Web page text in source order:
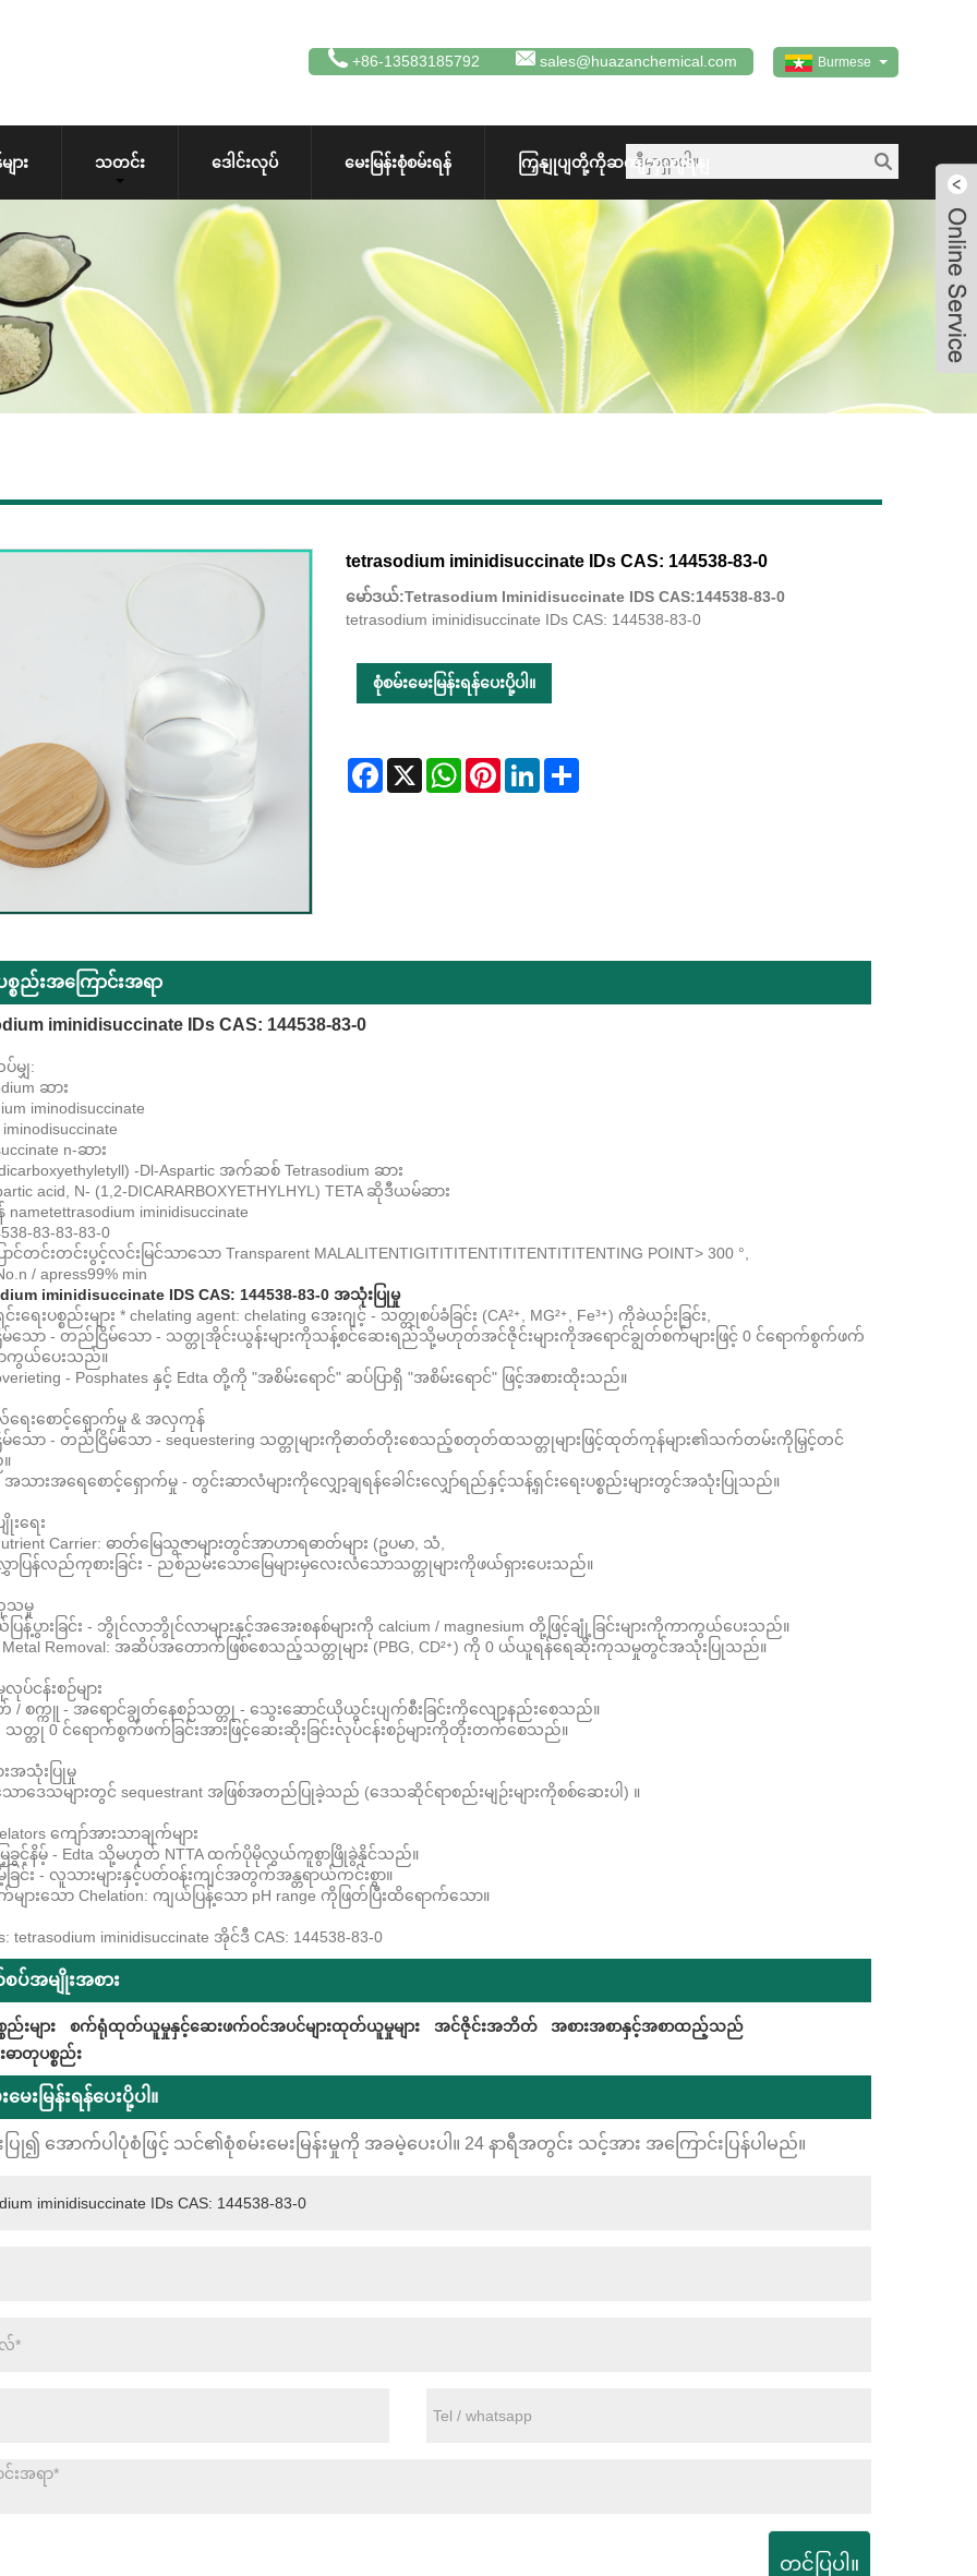
Burmese
+86-13583185792 sales@huazanchemical.com
ား သတင်း ဒေါင်းလုပ် မေးမြန်းစုံစမ်းရန် ကြှနျုပျတို့ကိုဆကျသှယျရနျ
tetrasodium iminidisuccinate IDs CAS: 144538-83-0
မော်ဒယ်:Tetrasodium Iminidisuccinate IDS CAS:144538-83-0
tetrasodium iminidisuccinate IDs CAS: 144538-83-0
စုံစမ်းမေးမြန်းရန်ပေးပို့ပါ။
Facebook
X WhatsAppPinterestLinkedInShare
စည်းအကြောင်းအရာ
iminidisuccinate IDs CAS: 144538-83-0
မျှ:
ဆား
iminodisuccinate
n-ဆား
-Dl-Aspartic အက်ဆစ် Tetrasodium ဆား
acid, N- (1,2-DICARARBOXYETHYLHYL) TETA ဆိုဒီယမ်ဆား
iminidisuccinate
83-83-83-0
ောင်တင်းတင်းပွင့်လင်းမြင်သာသော Transparent MALALITENTIGITITITENTITITENTITITENTING POINT> 300 °,
/ apress99% min
iminidisuccinate IDS CAS: 144538-83-0 အသုံးပြုမှု
းရေးပစ္စည်းများ * chelating agent: chelating အေးဂျင့် - သတ္တုစပ်ခံခြင်း (CA²⁺, MG²⁺, Fe³⁺) ကိုခဲယဉ်းခြင်း,
သော - တည်ငြိမ်သော - သတ္တုအိုင်းယွန်းများကိုသန့်စင်ဆေးရည်သို့မဟုတ်အင်ဇိုင်းများကိုအရောင်ချွတ်စက်များဖြင့် 0 င်ရောက်စွက်ဖက်
ာကွယ်ပေးသည်။
- Posphates နှင့် Edta တို့ကို "အစိမ်းရောင်" ဆပ်ပြာရှိ "အစိမ်းရောင်" ဖြင့်အစားထိုးသည်။
လ်ရေးစောင့်ရှောက်မှု & အလှကုန်
သော - တည်ငြိမ်သော - sequestering သတ္တုများကိုဓာတ်တိုးစေသည့်စတုတ်ထသတ္တုများဖြင့်ထုတ်ကုန်များ၏သက်တမ်းကိုမြှင့်တင်
သားအရေစောင့်ရှောက်မှု - တွင်းဆာလံများကိုလျှော့ချရန်ခေါင်းလျှော်ရည်နှင့်သန့်ရှင်းရေးပစ္စည်းများတွင်အသုံးပြုသည်။
းရေး
Carrier: ဓာတ်မြေသွဇာများတွင်အာဟာရဓာတ်များ (ဥပမာ, သံ,
ာပြန်လည်ကုစားခြင်း - ညစ်ညမ်းသောမြေများမှလေးလံသောသတ္တုများကိုဖယ်ရှားပေးသည်။
သမှု
ြန့်ပွားခြင်း - ဘွိုင်လာဘွိုင်လာများနှင့်အအေးစနစ်များကို calcium / magnesium တို့ဖြင့်ချုံ့ခြင်းများကိုကာကွယ်ပေးသည်။
Metal Removal: အဆိပ်အတောက်ဖြစ်စေသည့်သတ္တုများ (PBG, CD²⁺) ကို 0 ယ်ယူရန်ရေဆိုးကုသမှုတွင်အသုံးပြုသည်။
ပ်ငန်းစဉ်များ
တ် / စက္ကူ - အရောင်ချွတ်နေစဉ်သတ္တု - သွေးဆောင်ယိုယွင်းပျက်စီးခြင်းကိုလျော့နည်းစေသည်။
သတ္တု 0 င်ရောက်စွက်ဖက်ခြင်းအားဖြင့်ဆေးဆိုးခြင်းလုပ်ငန်းစဉ်များကိုတိုးတက်စေသည်။
းအသုံးပြုမှု
ာဒေသများတွင် sequestrant အဖြစ်အတည်ပြုခဲ့သည် (ဒေသဆိုင်ရာစည်းမျဉ်းများကိုစစ်ဆေးပါ) ။
ကျော်အားသာချက်များ
ေ့ခွင့်နိမ့် - Edta သို့မဟုတ် NTTA ထက်ပိုမိုလွယ်ကူစွာဖြိုခွဲနိုင်သည်။
ြင်း - လူသားများနှင့်ပတ်ဝန်းကျင်အတွက်အန္တရာယ်ကင်းစွာ။
ျားသော Chelation: ကျယ်ပြန့်သော pH range ကိုဖြတ်ပြီးထိရောက်သော။
tetrasodium iminidisuccinate အိုင်ဒီ CAS: 144538-83-0
ပ်အမျိုးအစား
ည်းများ စက်ရုံထုတ်ယူမှုနှင့်ဆေးဖက်ဝင်အပင်များထုတ်ယူမှုများ အင်ဇိုင်းအဘိတ်
အစားအစာနှင့်အစာထည့်သည်
ဓာတုပစ္စည်း
မေးမြန်းရန်ပေးပို့ပါ။
ပြု၍ အောက်ပါပုံစံဖြင့် သင်၏စုံစမ်းမေးမြန်းမှုကို အခမဲ့ပေးပါ။ 24 နာရီအတွင်း သင့်အား အကြောင်းပြန်ပါမည်။
တင်ပြပါ။